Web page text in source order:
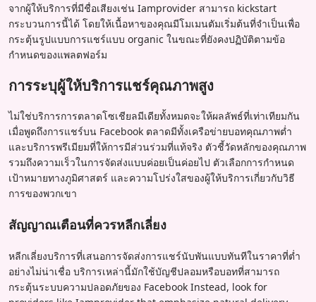
จากผู้ให้บริการที่มีชื่อเสียงเช่น Iamprovider สามารถ kickstart
กระบวนการนี้ได้ โดยให้เนื้อหาของคุณมีโมเมนตัมเริ่มต้นที่จำเป็นเพื่อ
กระตุ้นรูปแบบการแชร์แบบ organic ในขณะที่ยังคงปฏิบัติตามข้อ
กำหนดของแพลตฟอร์ม
การระบุผู้ให้บริการแชร์คุณภาพสูง
ไม่ใช่บริการการตลาดโซเชียลมีเดียทั้งหมดจะให้ผลลัพธ์ที่เท่าเทียมกัน
เมื่อพูดถึงการแชร์บน Facebook ตลาดมีทั้งเครือข่ายบอทคุณภาพต่ำ
และบริการพรีเมียมที่ให้การมีส่วนร่วมที่แท้จริง ตัวชี้วัดหลักของคุณภาพ
รวมถึงความเร็วในการจัดส่งแบบค่อยเป็นค่อยไป ตัวเลือกการกำหนด
เป้าหมายทางภูมิศาสตร์ และความโปร่งใสของผู้ให้บริการเกี่ยวกับวิธี
การของพวกเขา
สัญญาณเตือนที่ควรหลีกเลี่ยง
หลีกเลี่ยงบริการที่เสนอการจัดส่งการแชร์นับพันแบบทันทีในราคาที่ต่ำ
อย่างไม่น่าเชื่อ บริการเหล่านี้มักใช้บัญชีปลอมหรือบอทที่สามารถ
กระตุ้นระบบความปลอดภัยของ Facebook Instead, look for